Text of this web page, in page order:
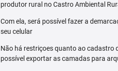
produtor rural no Castro Ambiental
Com ela, será possível fazer a
seu celular
Não há restriçoes quanto ao cadastro
possível exportar as camadas para